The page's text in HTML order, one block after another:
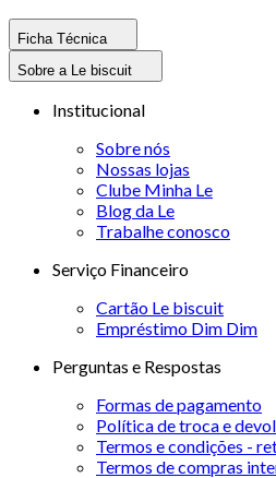
Ficha Técnica
Sobre a Le biscuit
Institucional
Sobre nós
Nossas lojas
Clube Minha Le
Blog da Le
Trabalhe conosco
Serviço Financeiro
Cartão Le biscuit
Empréstimo Dim Dim
Perguntas e Respostas
Formas de pagamento
Política de troca e
Termos e condições -
Termos de compras